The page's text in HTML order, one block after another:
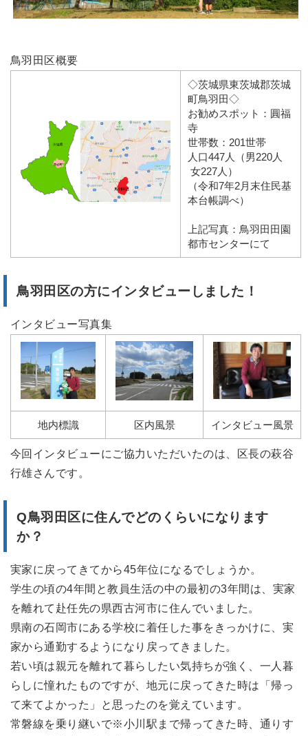
鳥羽田区概要
◇茨城県東茨城郡茨城
町鳥羽田◇
お勧めスポット：圓福
寺
世帯数：201世帯
人口447人（男220人
女227人）
（令和7年2月末住民基
本台帳調べ）
上記写真：鳥羽田田園
都市センターにて
鳥羽田区の方にインタビューしました！
インタビュー写真集
地内標識 区内風景 インタビュー風景
今回インタビューにご協力いただいたのは、区長の萩谷
行雄さんです。
Q鳥羽田区に住んでどのくらいになります
か？
実家に戻ってきてから45年位になるでしょうか。
学生の頃の4年間と教員生活の中の最初の3年間は、実家
を離れて赴任先の県西古河市に住んでいました。
県南の石岡市にある学校に着任した事をきっかけに、実
家から通勤するようになり戻ってきました。
若い頃は親元を離れて暮らしたい気持ちが強く、一人暮
らしに憧れたものですが、地元に戻ってきた時は「帰っ
て来てよかった」と思ったのを覚えています。
常磐線を乗り継いで※小川駅まで帰ってきた時、通りす